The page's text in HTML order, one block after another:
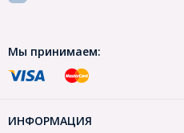
Мы принимаем:
ИНФОРМАЦИЯ